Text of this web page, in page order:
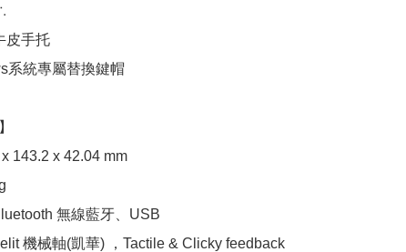
皮手托
系統專屬替換鍵帽
143.2 x 42.04 mm
無線藍牙、USB
機械軸(凱華) ，Tactile & Clicky feedback